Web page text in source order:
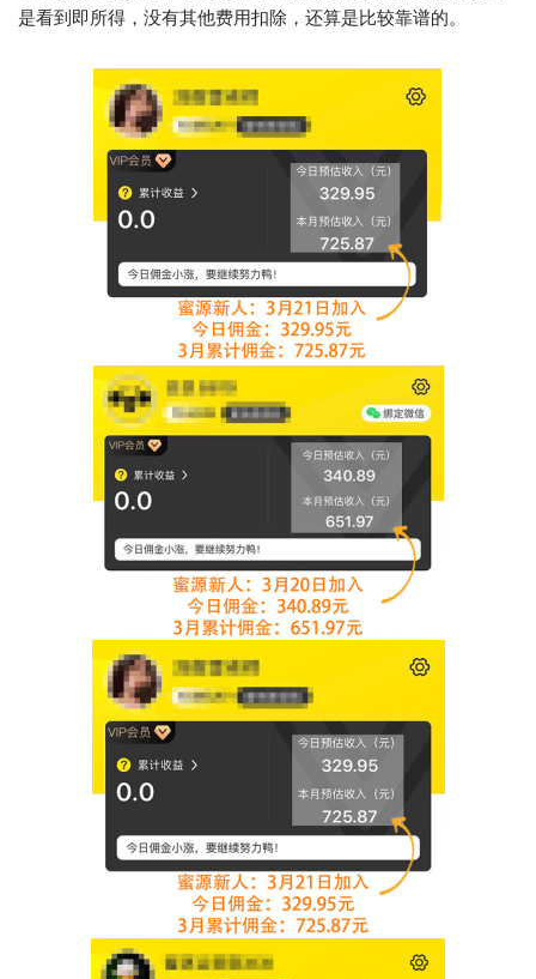
是看到即所得，没有其他费用扣除，还算是比较靠谱的。